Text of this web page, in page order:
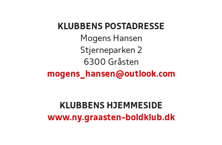
KLUBBENS POSTADRESSE
Mogens Hansen
Stjerneparken 2
6300 Gråsten
mogens_hansen@outlook.com
KLUBBENS HJEMMESIDE
www.ny.graasten-boldklub.dk